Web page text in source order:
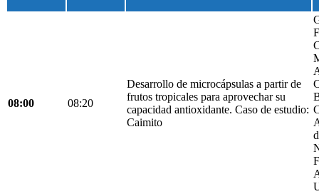
08:00 08:20
Desarrollo de microcápsulas a partir de
frutos tropicales para aprovechar su
capacidad antioxidante. Caso de estudio:
Caimito